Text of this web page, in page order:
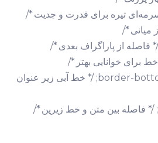
border-bottom: 4px solid #3498DB; /* خط آبی زیر عنوان